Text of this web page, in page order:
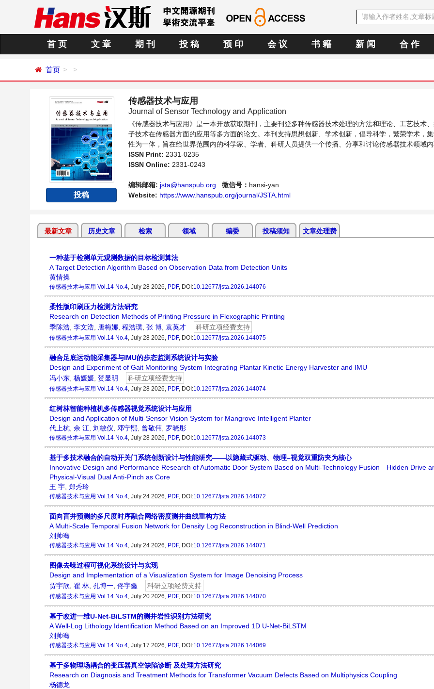
首 页 文 章 期 刊 投 稿 预 印 会 议 书 籍 新 闻 合 作
首页
投稿
传感器技术与应用
Journal of Sensor Technology and Application
《传感器技术与应用》是一本开放获取期刊，主要刊登多种传感器技术处理的方法和理论、工艺技术
子技术在传感器方面的应用等多方面的论文。本刊支持思想创新、学术创新，倡导科学，繁荣学术，
性为一体，旨在给世界范围内的科学家、学者、科研人员提供一个传播、分享和讨论传感器技术领域
与发展的交流平台。
ISSN Print: 2331-0235
ISSN Online: 2331-0243
编辑邮箱: jsta@hanspub.org 微信号： hansi-yan
Website: https://www.hanspub.org/journal/JSTA.html
最新文章 历史文章 检索 领域 编委 投稿须知 文章处理费
一种基于检测单元观测数据的目标检测算法
A Target Detection Algorithm Based on Observation Data from Detection Units
黄情操
传感器技术与应用 Vol.14 No.4 , July 28 2026, PDF, DOI:10.12677/jsta.2026.144076
柔性版印刷压力检测方法研究
Research on Detection Methods of Printing Pressure in Flexographic Printing
季陈浩 李文浩 唐梅娜 程浩璞 张 博 袁英才 科研立项经费支持
传感器技术与应用 Vol.14 No.4 , July 28 2026, PDF, DOI:10.12677/jsta.2026.144075
融合足底运动能采集器与IMU的步态监测系统设计与实验
Design and Experiment of Gait Monitoring System Integrating Plantar Kinetic Energy Harvester and IMU
冯小东 杨媛媛 贺显明 科研立项经费支持
传感器技术与应用 Vol.14 No.4 , July 28 2026, PDF, DOI:10.12677/jsta.2026.144074
红树林智能种植机多传感器视觉系统设计与应用
Design and Application of Multi-Sensor Vision System for Mangrove Intelligent Planter
代上杭 余 江 刘敏仪 邓宁熙 曾敬伟 罗晓彤
传感器技术与应用 Vol.14 No.4 , July 28 2026, PDF, DOI:10.12677/jsta.2026.144073
基于多技术融合的自动开关门系统创新设计与性能研究——以隐藏式驱动、物理–视觉双重防夹为核心
Innovative Design and Performance Research of Automatic Door System Based on Multi-Technology Fusion—Hidden Drive
Physical-Visual Dual Anti-Pinch as Core
王 宇 郑秀玲
传感器技术与应用 Vol.14 No.4 , July 24 2026, PDF, DOI:10.12677/jsta.2026.144072
面向盲井预测的多尺度时序融合网络密度测井曲线重构方法
A Multi-Scale Temporal Fusion Network for Density Log Reconstruction in Blind-Well Prediction
刘帅骞
传感器技术与应用 Vol.14 No.4 , July 24 2026, PDF, DOI:10.12677/jsta.2026.144071
图像去噪过程可视化系统设计与实现
Design and Implementation of a Visualization System for Image Denoising Process
贾宇欣 翟 林 孔博一 佟宇鑫 科研立项经费支持
传感器技术与应用 Vol.14 No.4 , July 20 2026, PDF, DOI:10.12677/jsta.2026.144070
基于改进一维U-Net-BiLSTM的测井岩性识别方法研究
A Well-Log Lithology Identification Method Based on an Improved 1D U-Net-BiLSTM
刘帅骞
传感器技术与应用 Vol.14 No.4 , July 17 2026, PDF, DOI:10.12677/jsta.2026.144069
基于多物理场耦合的变压器真空缺陷诊断 及处理方法研究
Research on Diagnosis and Treatment Methods for Transformer Vacuum Defects Based on Multiphysics Coupling
杨德龙